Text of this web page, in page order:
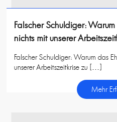
Falscher Schuldiger:
nichts mit unserer
Falscher Schuldiger: Warum das
unserer Arbeitszeitkrise zu […]
Mehr